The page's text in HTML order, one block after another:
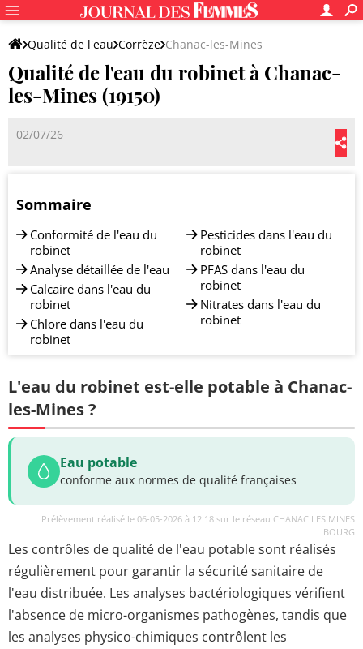
Qualité de l'eau Corrèze Chanac-les-Mines
Qualité de l'eau du robinet à Chanac-
les-Mines (19150)
02/07/26
Sommaire
Conformité de l'eau du
robinet
Analyse détaillée de l'eau
Calcaire dans l'eau du
robinet
Chlore dans l'eau du
robinet
Pesticides dans l'eau du
robinet
PFAS dans l'eau du
robinet
Nitrates dans l'eau du
robinet
L'eau du robinet est-elle potable à Chanac-
les-Mines ?
Eau potable
conforme aux normes de qualité françaises
Prélèvement réalisé le 06-05-2026 à 12:18 sur le réseau CHANAC LES MINES
BOURG
Les contrôles de qualité de l'eau potable sont réalisés
régulièrement pour garantir la sécurité sanitaire de
l'eau distribuée. Les analyses bactériologiques vérifient
l'absence de micro-organismes pathogènes, tandis que
les analyses physico-chimiques contrôlent les